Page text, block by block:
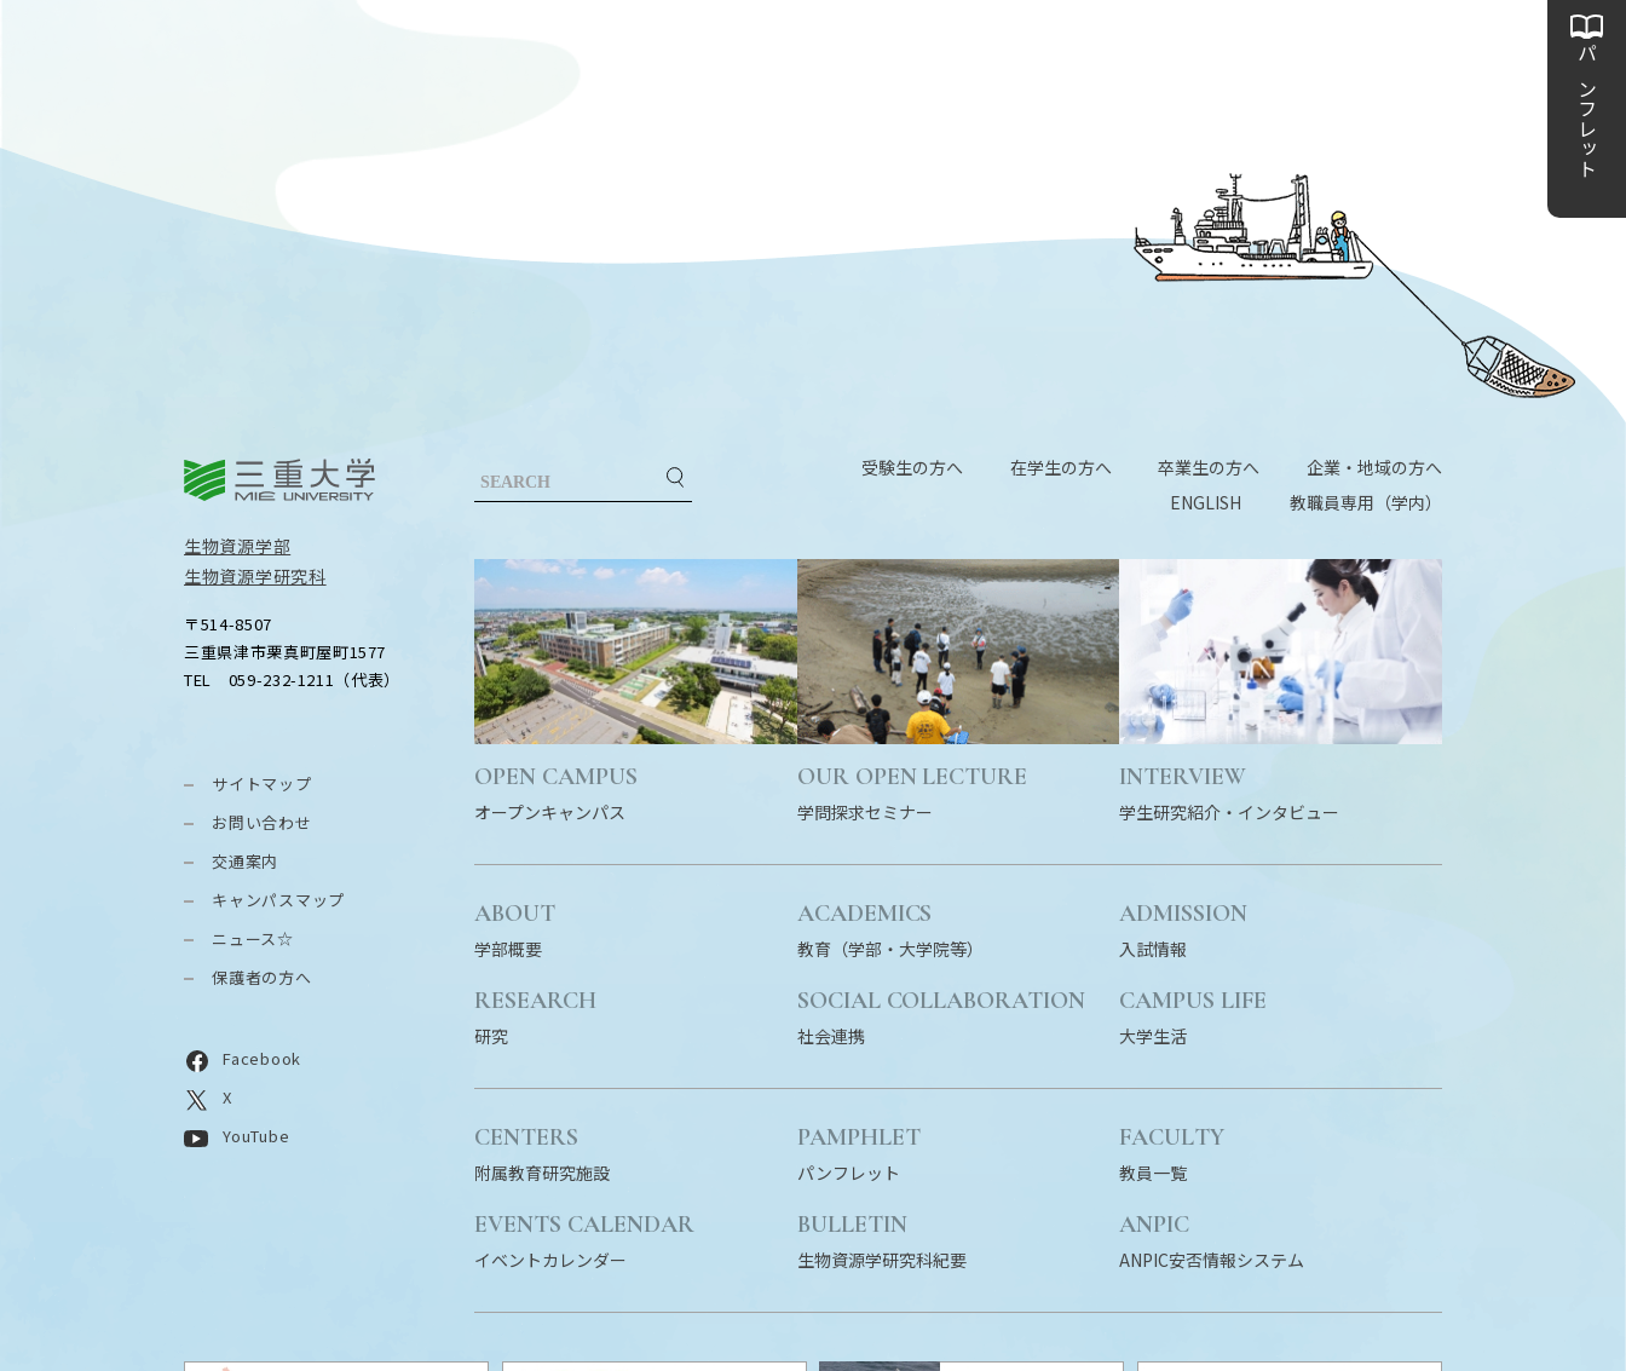
パンフレット
生物資源学部
生物資源学研究科
〒514-8507
三重県津市栗真町屋町1577
TEL 059-232-1211（代表）
サイトマップ
お問い合わせ
交通案内
キャンパスマップ
ニュース☆
保護者の方へ
Facebook
X
YouTube
受験生の方へ 在学生の方へ 卒業生の方へ
企業・地域の方へ
ENGLISH
教職員専用（学内）
OPEN CAMPUS
オープンキャンパス
OUR OPEN LECTURE
学問探求セミナー
INTERVIEW
学生研究紹介・ インタビュー
ABOUT
学部概要
ACADEMICS
教育（学部・大学院等）
ADMISSION
入試情報
RESEARCH
研究
SOCIAL COLLABORATION
社会連携
CAMPUS LIFE
大学生活
CENTERS
附属教育研究施設
PAMPHLET
パンフレット
FACULTY
教員一覧
EVENTS CALENDAR
イベントカレンダー
BULLETIN
生物資源学研究科紀要
ANPIC
ANPIC安否情報システム